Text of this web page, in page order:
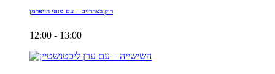
רוק בצהריים – עם מוטי הייפרמן
12:00 - 13:00